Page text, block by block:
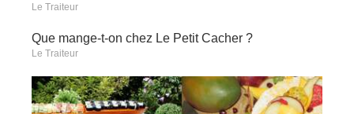
Le Traiteur
Que mange-t-on chez Le Petit Cacher ?
Le Traiteur